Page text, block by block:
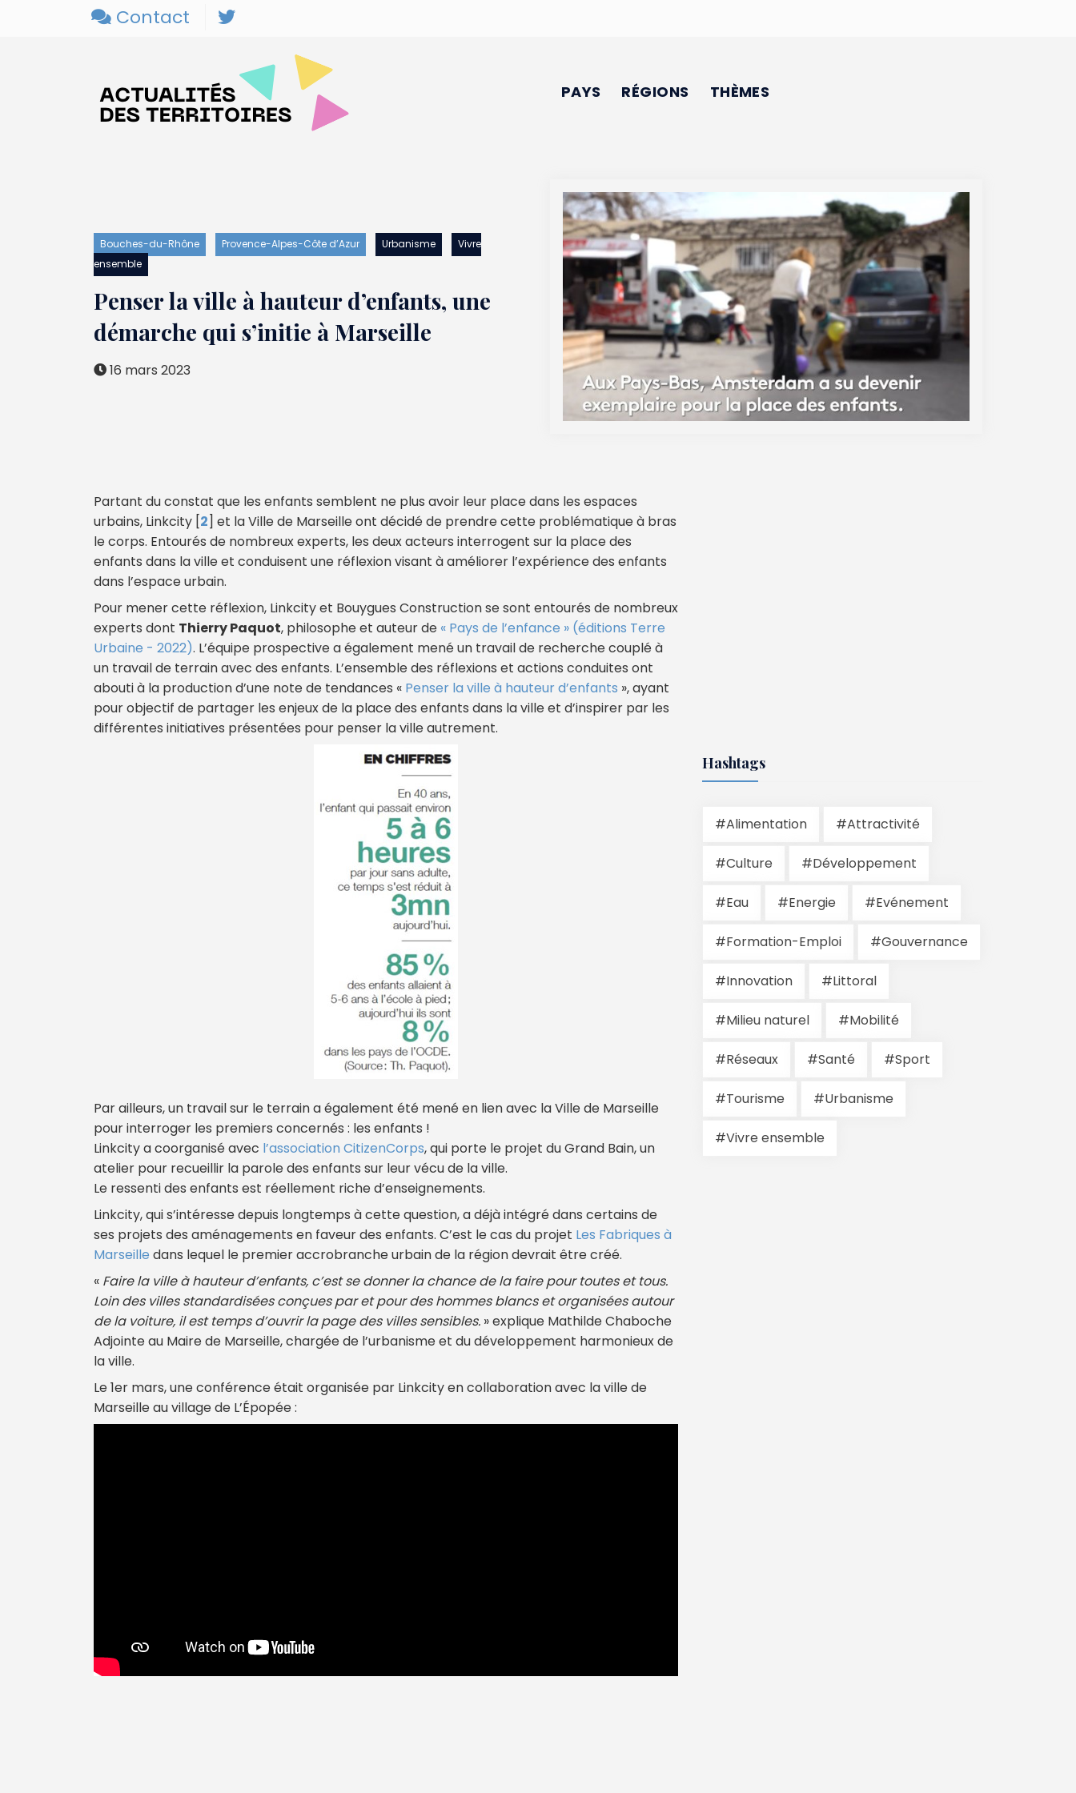
Contact
PAYS RÉGIONS THÈMES
Bouches-du-Rhône Provence-Alpes-Côte d’Azur Urbanisme
Vivre
ensemble
Penser la ville à hauteur d’enfants, une
démarche qui s’initie à Marseille
16 mars 2023
Partant du constat que les enfants semblent ne plus avoir leur place dans les espaces
urbains, Linkcity [2] et la Ville de Marseille ont décidé de prendre cette problématique à bras
le corps. Entourés de nombreux experts, les deux acteurs interrogent sur la place des
enfants dans la ville et conduisent une réflexion visant à améliorer l’expérience des enfants
dans l’espace urbain.
Pour mener cette réflexion, Linkcity et Bouygues Construction se sont entourés de nombreux
experts dont Thierry Paquot, philosophe et auteur de « Pays de l’enfance » (éditions Terre
Urbaine - 2022). L’équipe prospective a également mené un travail de recherche couplé à
un travail de terrain avec des enfants. L’ensemble des réflexions et actions conduites ont
abouti à la production d’une note de tendances « Penser la ville à hauteur d’enfants », ayant
pour objectif de partager les enjeux de la place des enfants dans la ville et d’inspirer par les
différentes initiatives présentées pour penser la ville autrement.
Par ailleurs, un travail sur le terrain a également été mené en lien avec la Ville de Marseille
pour interroger les premiers concernés : les enfants !
Linkcity a coorganisé avec l’association CitizenCorps, qui porte le projet du Grand Bain, un
atelier pour recueillir la parole des enfants sur leur vécu de la ville.
Le ressenti des enfants est réellement riche d’enseignements.
Linkcity, qui s’intéresse depuis longtemps à cette question, a déjà intégré dans certains de
ses projets des aménagements en faveur des enfants. C’est le cas du projet Les Fabriques à
Marseille dans lequel le premier accrobranche urbain de la région devrait être créé.
« Faire la ville à hauteur d’enfants, c’est se donner la chance de la faire pour toutes et tous.
Loin des villes standardisées conçues par et pour des hommes blancs et organisées autour
de la voiture, il est temps d’ouvrir la page des villes sensibles. » explique Mathilde Chaboche
Adjointe au Maire de Marseille, chargée de l’urbanisme et du développement harmonieux de
la ville.
Le 1er mars, une conférence était organisée par Linkcity en collaboration avec la ville de
Marseille au village de L’Épopée :
Hashtags
#Alimentation #Attractivité
#Culture #Développement
#Eau #Energie #Evénement
#Formation-Emploi #Gouvernance
#Innovation #Littoral
#Milieu naturel #Mobilité
#Réseaux #Santé #Sport
#Tourisme #Urbanisme
#Vivre ensemble